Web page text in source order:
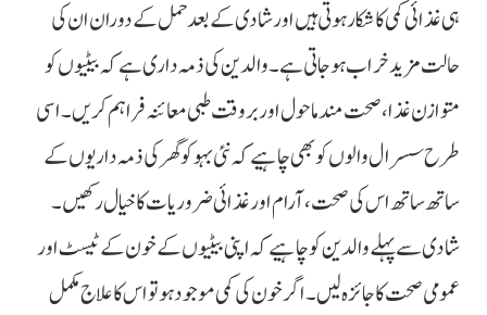
ہی غذائی کمی کا شکار ہوتی ہیں اور شادی کے بعد حمل کے دوران ان کی
حالت مزید خراب ہو جاتی ہے۔ والدین کی ذمہ داری ہے کہ بیٹیوں کو
متوازن غذا، صحت مند ماحول اور بروقت طبی معائنہ فراہم کریں۔ اسی
طرح سسرال والوں کو بھی چاہیے کہ نئی بہو کو گھر کی ذمہ داریوں کے
ساتھ ساتھ اس کی صحت، آرام اور غذائی ضروریات کا خیال رکھیں۔
شادی سے پہلے والدین کو چاہیے کہ اپنی بیٹیوں کے خون کے ٹیسٹ اور
عمومی صحت کا جائزہ لیں۔ اگر خون کی کمی موجود ہو تو اس کا علاج مکمل